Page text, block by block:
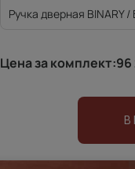
Ручка дверная BINARY
Цена за комплект:96
В